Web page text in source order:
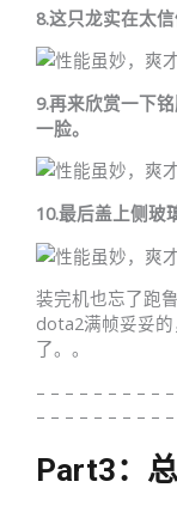
8.这只龙实在太
9.再来欣赏一下
一脸。
10.最后盖上侧玻
装完机也忘了跑
dota2满帧妥妥
了。。
– – – – – – – – –
– – – – – – – – –
Part3：